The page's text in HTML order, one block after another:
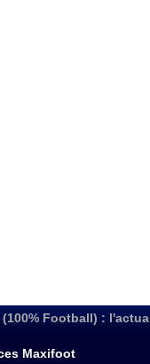
Football) :
Maxifoot